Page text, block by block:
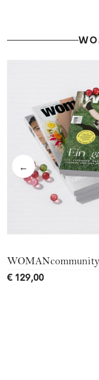
←
WOMANcommunity
€ 129,00